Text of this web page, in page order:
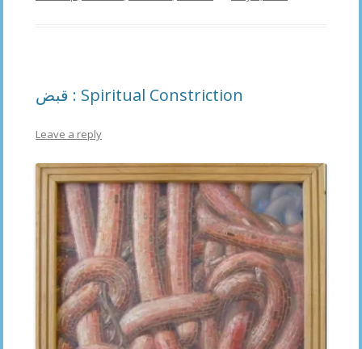
قبض : Spiritual Constriction
Leave a reply